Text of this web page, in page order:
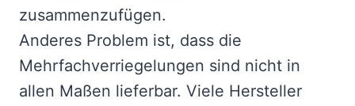
zusammenzufügen.
Anderes Problem ist, dass die
Mehrfachverriegelungen sind nicht in
allen Maßen lieferbar. Viele Hersteller